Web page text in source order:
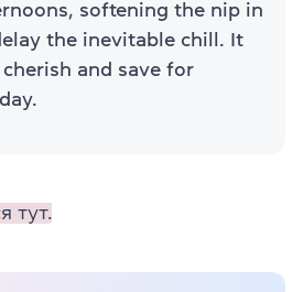
softening the nip in
the inevitable chill. It
and save for
тут.